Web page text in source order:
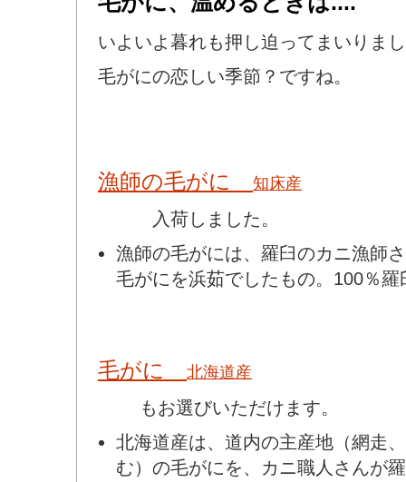
いよいよ暮れも押し迫ってまいりま
毛がにの恋しい季節？ですね。
漁師の毛がに 知床産
入荷しました。
漁師の毛がには、羅臼のカニ漁師
毛がにを浜茹でしたもの。100％羅
毛がに 北海道産
もお選びいただけます。
北海道産は、道内の主産地（網走
む）の毛がにを、カニ職人さんが